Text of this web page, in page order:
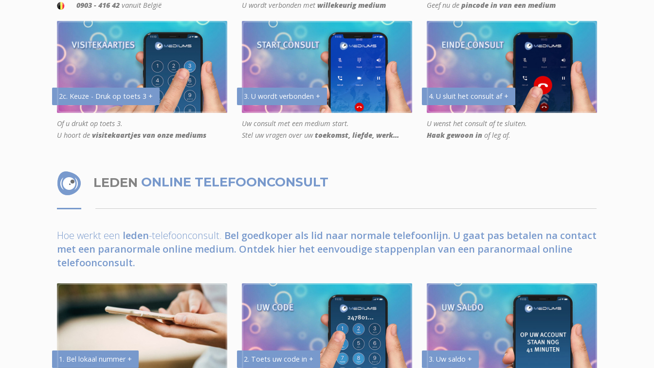
0903 - 416 42 vanuit België
U wordt verbonden met willekeurig medium
Geef nu de pincode in van een medium
2c. Keuze - Druk op toets 3 +
Of u drukt op toets 3.
U hoort de visitekaartjes van onze mediums
3. U wordt verbonden +
Uw consult met een medium start.
Stel uw vragen over uwtoekomst, liefde, werk...
4. U sluit het consult af +
U wenst het consult af te sluiten.
Haak gewoon in of leg af.
LEDEN ONLINE TELEFOONCONSULT
Hoe werkt een leden-telefoonconsult. Bel goedkoper als lid naar normale telefoonlijn. U gaat pas betalen na contact
met een paranormale online medium. Ontdek hier het eenvoudige stappenplan van een paranormaal online
telefoonconsult.
1. Bel lokaal nummer + 2. Toets uw code in + 3. Uw saldo +